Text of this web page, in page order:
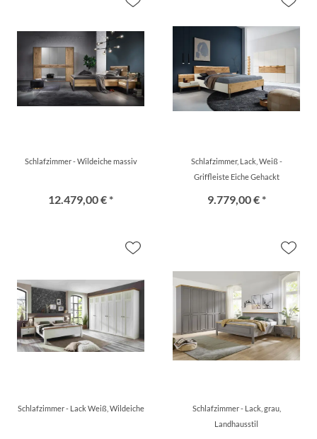
Schlafzimmer - Wildeiche massiv
12.479,00 € *
Schlafzimmer, Lack, Weiß -
Griffleiste Eiche Gehackt
9.779,00 € *
Schlafzimmer - Lack Weiß, Wildeiche
Schlafzimmer - Lack, grau,
Landhausstil